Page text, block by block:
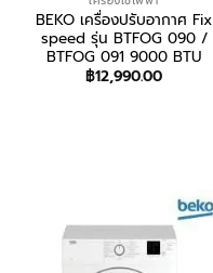
BEKO เครื่องปรับอากาศ Fix
speed รุ่น BTFOG 090 /
BTFOG 091 9000 BTU
฿12,990.00